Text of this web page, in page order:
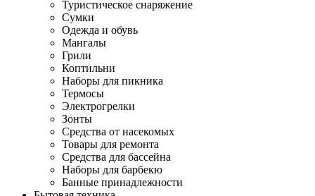
Туристическое снаряжение
Сумки
Одежда и обувь
Мангалы
Грили
Коптильни
Наборы для пикника
Термосы
Электрогрелки
Зонты
Средства от насекомых
Товары для ремонта
Средства для бассейна
Наборы для барбекю
Банные принадлежности